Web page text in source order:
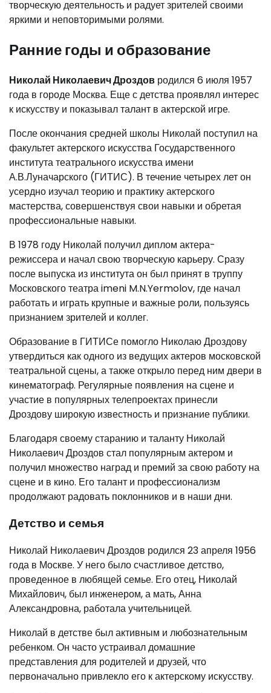
творческую деятельность и радует зрителей своими
яркими и неповторимыми ролями.
Ранние годы и образование
Николай Николаевич Дроздов родился 6 июля 1957
года в городе Москва. Еще с детства проявлял интерес
к искусству и показывал талант в актерской игре.
После окончания средней школы Николай поступил на
факультет актерского искусства Государственного
института театрального искусства имени
А.В.Луначарского (ГИТИС). В течение четырех лет он
усердно изучал теорию и практику актерского
мастерства, совершенствуя свои навыки и обретая
профессиональные навыки.
В 1978 году Николай получил диплом актера-
режиссера и начал свою творческую карьеру. Сразу
после выпуска из института он был принят в труппу
Московского театра imeni M.N.Yermolov, где начал
работать и играть крупные и важные роли, пользуясь
признанием зрителей и коллег.
Образование в ГИТИСе помогло Николаю Дроздову
утвердиться как одного из ведущих актеров московской
театральной сцены, а также открыло перед ним двери в
кинематограф. Регулярные появления на сцене и
участие в популярных телепроектах принесли
Дроздову широкую известность и признание публики.
Благодаря своему старанию и таланту Николай
Николаевич Дроздов стал популярным актером и
получил множество наград и премий за свою работу на
сцене и в кино. Его талант и профессионализм
продолжают радовать поклонников и в наши дни.
Детство и семья
Николай Николаевич Дроздов родился 23 апреля 1956
года в Москве. У него было счастливое детство,
проведенное в любящей семье. Его отец, Николай
Михайлович, был инженером, а мать, Анна
Александровна, работала учительницей.
Николай в детстве был активным и любознательным
ребенком. Он часто устраивал домашние
представления для родителей и друзей, что
первоначально привлекло его к актерскому искусству.